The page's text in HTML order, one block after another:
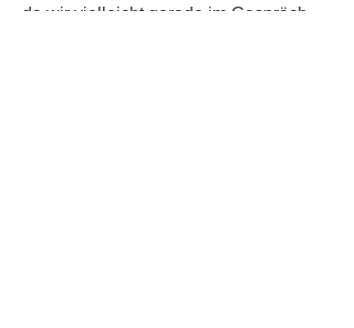
da wir vielleicht gerade im Gespräch